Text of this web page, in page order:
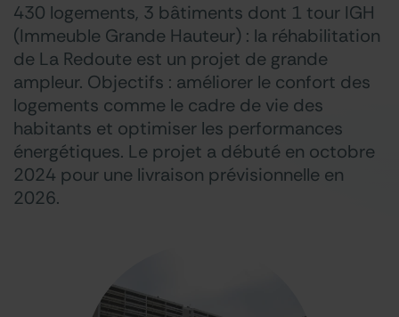
430 logements, 3 bâtiments dont 1 tour IGH
(Immeuble Grande Hauteur) : la réhabilitation
de La Redoute est un projet de grande
ampleur. Objectifs : améliorer le confort des
logements comme le cadre de vie des
habitants et optimiser les performances
énergétiques. Le projet a débuté en octobre
2024 pour une livraison prévisionnelle en
2026.